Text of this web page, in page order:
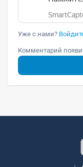
Уже с нами?
Комментарий